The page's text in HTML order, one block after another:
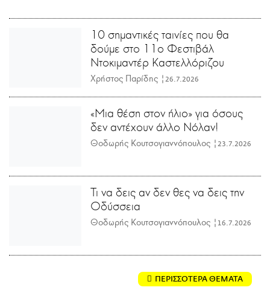
10 σημαντικές ταινίες που θα
δούμε στο 11ο Φεστιβάλ
Ντοκιμαντέρ Καστελλόριζου
Χρήστος Παρίδης | 26.7.2026
«Μια θέση στον ήλιο» για όσους
δεν αντέχουν άλλο Νόλαν!
Θοδωρής Κουτσογιαννόπουλος | 23.7.2026
Τι να δεις αν δεν θες να δεις την
Οδύσσεια
Θοδωρής Κουτσογιαννόπουλος | 16.7.2026
ΠΕΡΙΣΣΟΤΕΡΑ ΘΕΜΑΤΑ